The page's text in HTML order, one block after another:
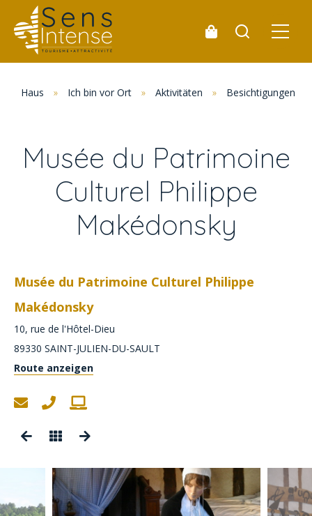
Haus » Ich bin vor Ort » Aktivitäten » Besichtigungen
Musée du Patrimoine
Culturel Philippe
Makédonsky
Musée du Patrimoine Culturel Philippe
Makédonsky
10, rue de l'Hôtel-Dieu
89330 SAINT-JULIEN-DU-SAULT
Route anzeigen